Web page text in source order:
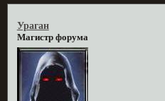
Ураган
Магистр форума